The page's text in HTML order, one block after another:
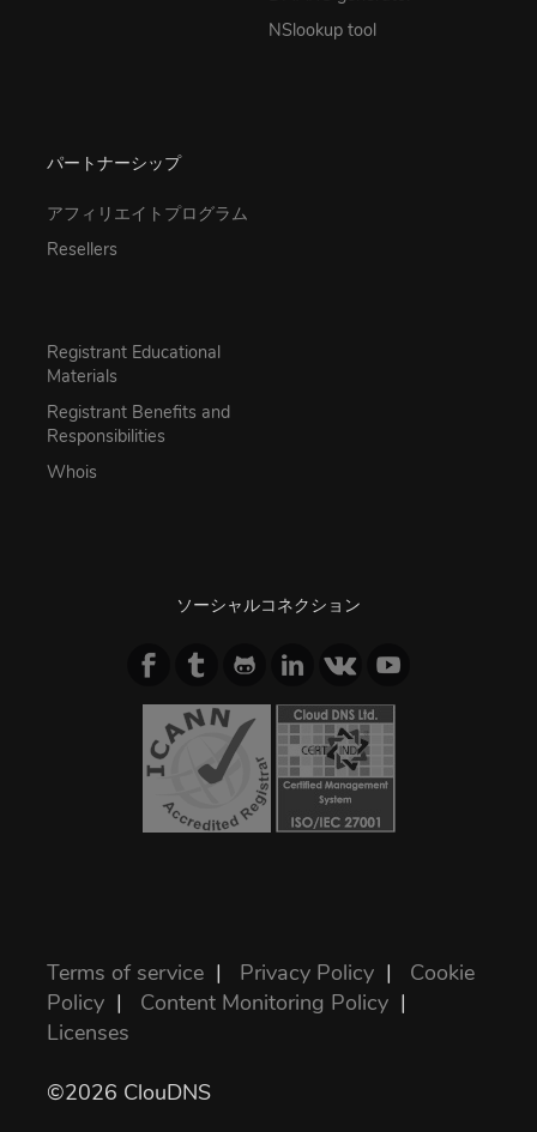
NSlookup tool
パートナーシップ
アフィリエイトプログラム
Resellers
Registrant Educational
Materials
Registrant Benefits and
Responsibilities
Whois
ソーシャルコネクション
Terms of service | Privacy Policy | Cookie
Policy | Content Monitoring Policy |
Licenses
©2026 ClouDNS